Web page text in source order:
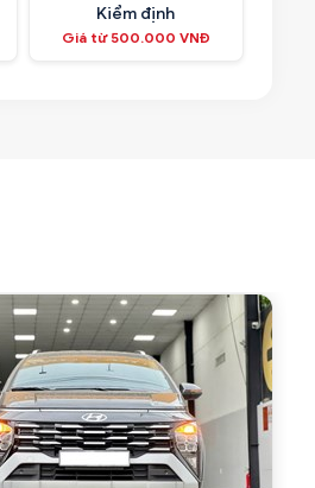
Kiểm định
Giá từ 500.000 VNĐ